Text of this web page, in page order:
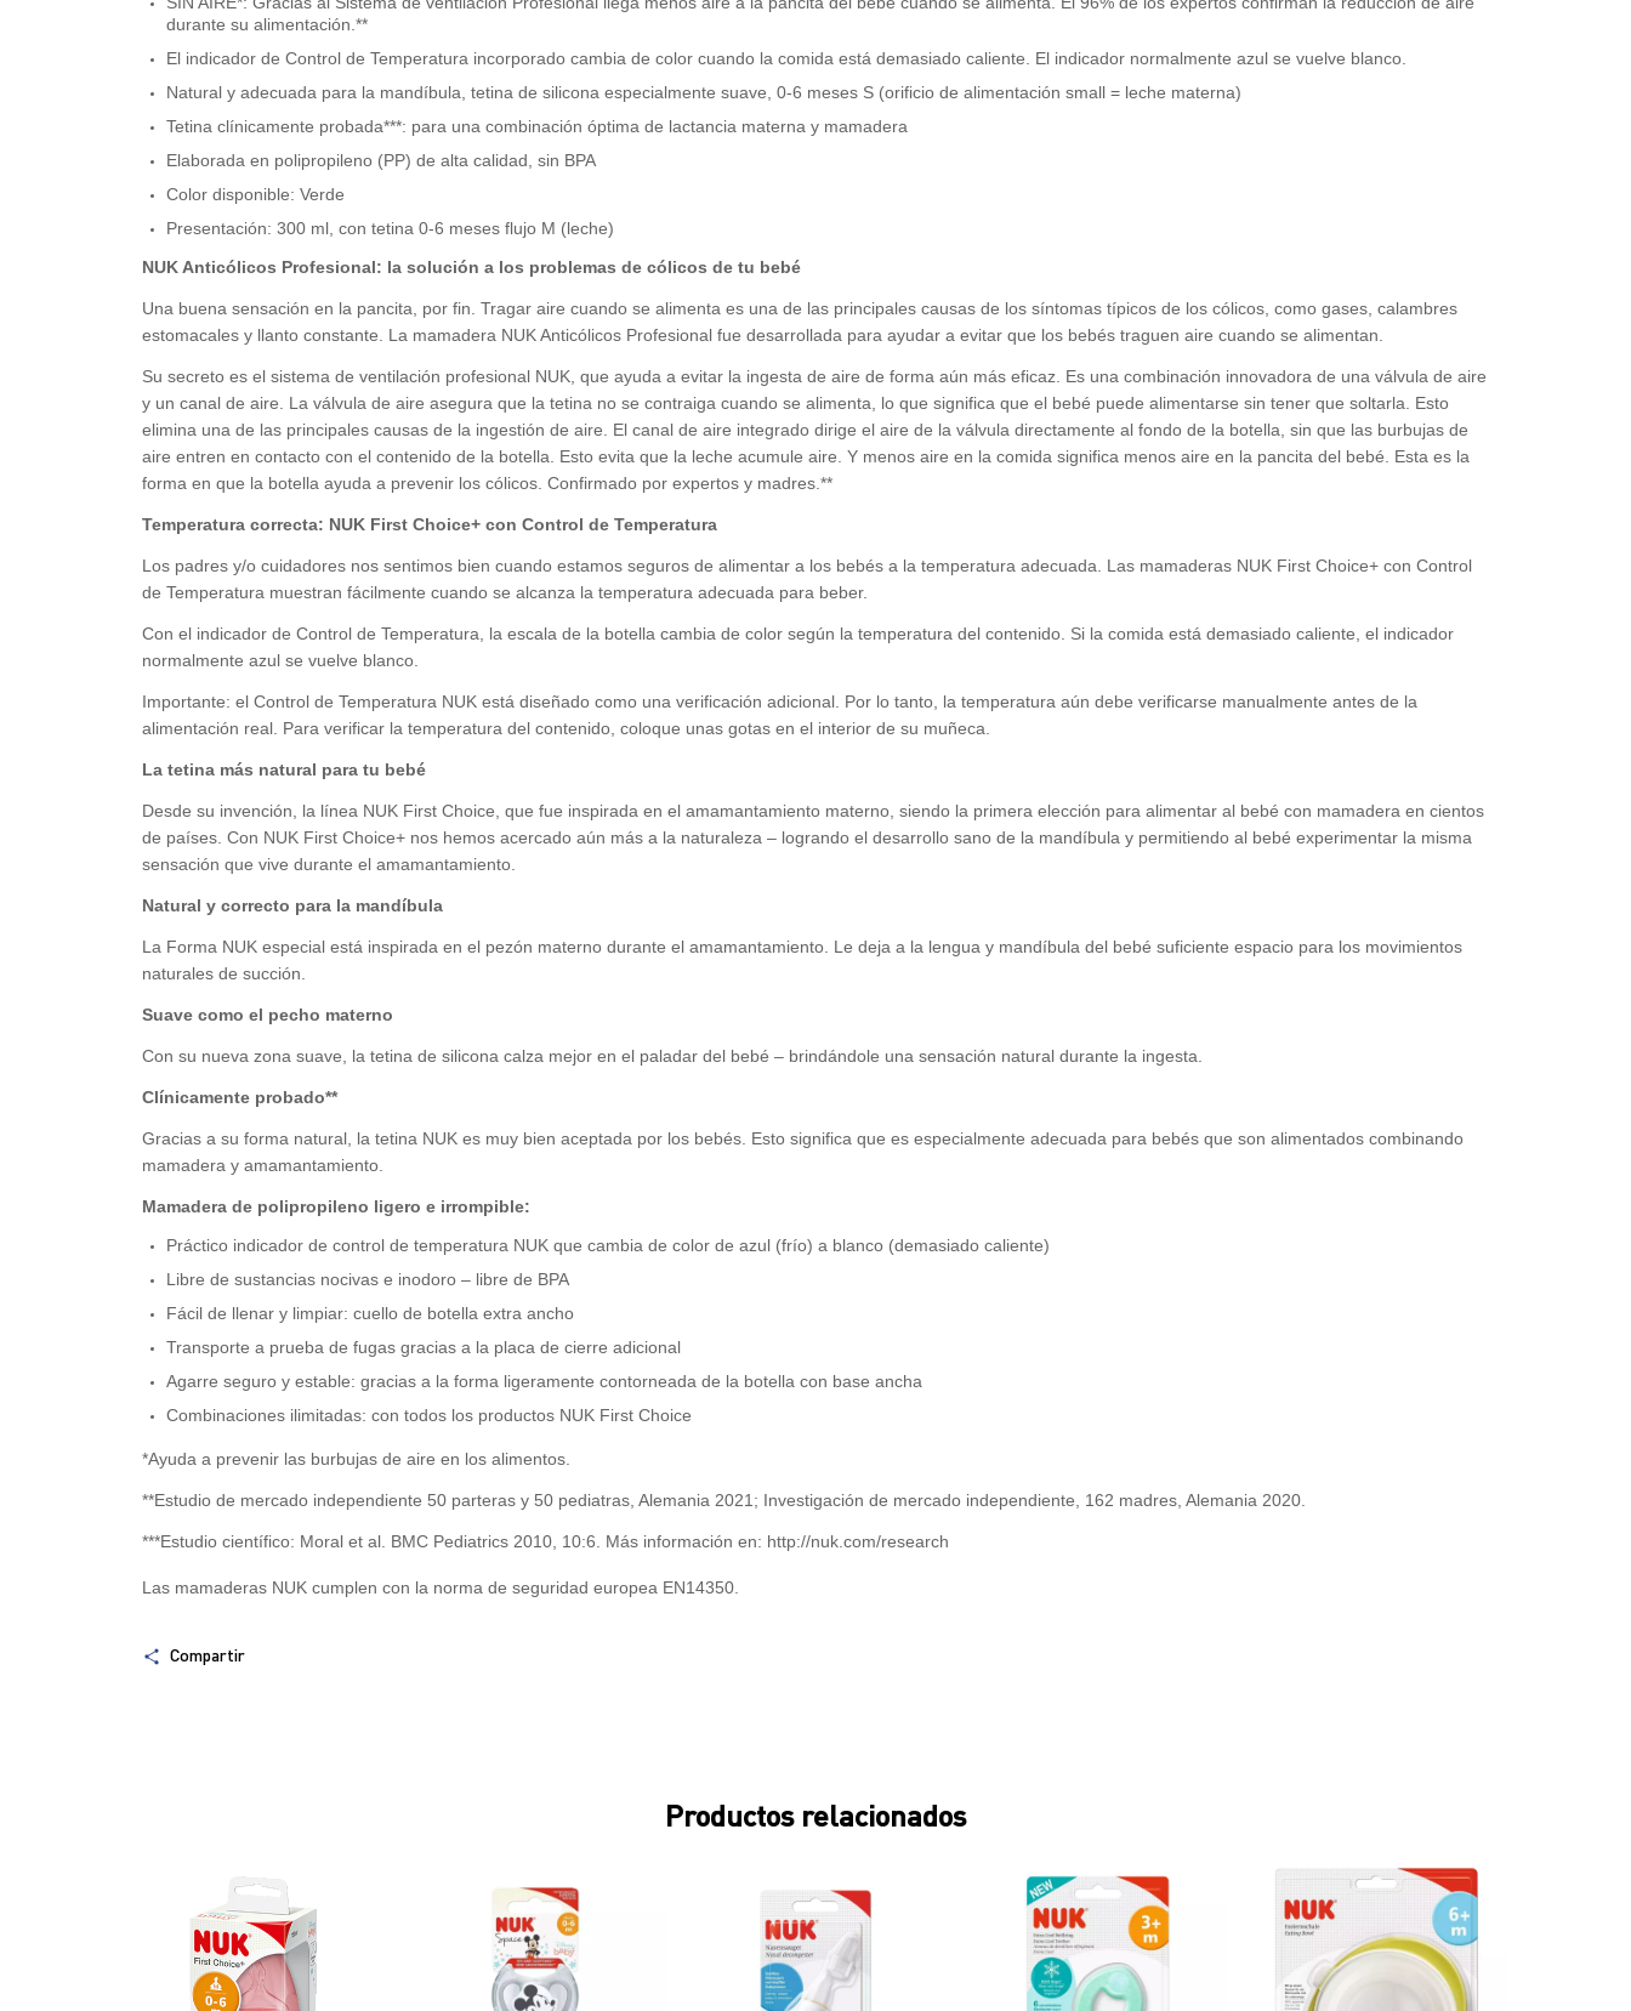
durante su alimentación.**
El indicador de Control de Temperatura incorporado cambia de color cuando la comida está demasiado caliente. El indicador normalmente azul se vuelve blanco.
Natural y adecuada para la mandíbula, tetina de silicona especialmente suave, 0-6 meses S (orificio de alimentación small = leche materna)
Tetina clínicamente probada***: para una combinación óptima de lactancia materna y mamadera
Elaborada en polipropileno (PP) de alta calidad, sin BPA
Color disponible: Verde
Presentación: 300 ml, con tetina 0-6 meses flujo M (leche)
NUK Anticólicos Profesional: la solución a los problemas de cólicos de tu bebé
Una buena sensación en la pancita, por fin. Tragar aire cuando se alimenta es una de las principales causas de los síntomas típicos de los cólicos, como gases, calambres
estomacales y llanto constante. La mamadera NUK Anticólicos Profesional fue desarrollada para ayudar a evitar que los bebés traguen aire cuando se alimentan.
Su secreto es el sistema de ventilación profesional NUK, que ayuda a evitar la ingesta de aire de forma aún más eficaz. Es una combinación innovadora de una válvula de aire
y un canal de aire. La válvula de aire asegura que la tetina no se contraiga cuando se alimenta, lo que significa que el bebé puede alimentarse sin tener que soltarla. Esto
elimina una de las principales causas de la ingestión de aire. El canal de aire integrado dirige el aire de la válvula directamente al fondo de la botella, sin que las burbujas de
aire entren en contacto con el contenido de la botella. Esto evita que la leche acumule aire. Y menos aire en la comida significa menos aire en la pancita del bebé. Esta es la
forma en que la botella ayuda a prevenir los cólicos. Confirmado por expertos y madres.**
Temperatura correcta: NUK First Choice+ con Control de Temperatura
Los padres y/o cuidadores nos sentimos bien cuando estamos seguros de alimentar a los bebés a la temperatura adecuada. Las mamaderas NUK First Choice+ con Control
de Temperatura muestran fácilmente cuando se alcanza la temperatura adecuada para beber.
Con el indicador de Control de Temperatura, la escala de la botella cambia de color según la temperatura del contenido. Si la comida está demasiado caliente, el indicador
normalmente azul se vuelve blanco.
Importante: el Control de Temperatura NUK está diseñado como una verificación adicional. Por lo tanto, la temperatura aún debe verificarse manualmente antes de la
alimentación real. Para verificar la temperatura del contenido, coloque unas gotas en el interior de su muñeca.
La tetina más natural para tu bebé
Desde su invención, la línea NUK First Choice, que fue inspirada en el amamantamiento materno, siendo la primera elección para alimentar al bebé con mamadera en cientos
de países. Con NUK First Choice+ nos hemos acercado aún más a la naturaleza – logrando el desarrollo sano de la mandíbula y permitiendo al bebé experimentar la misma
sensación que vive durante el amamantamiento.
Natural y correcto para la mandíbula
La Forma NUK especial está inspirada en el pezón materno durante el amamantamiento. Le deja a la lengua y mandíbula del bebé suficiente espacio para los movimientos
naturales de succión.
Suave como el pecho materno
Con su nueva zona suave, la tetina de silicona calza mejor en el paladar del bebé – brindándole una sensación natural durante la ingesta.
Clínicamente probado**
Gracias a su forma natural, la tetina NUK es muy bien aceptada por los bebés. Esto significa que es especialmente adecuada para bebés que son alimentados combinando
mamadera y amamantamiento.
Mamadera de polipropileno ligero e irrompible:
Práctico indicador de control de temperatura NUK que cambia de color de azul (frío) a blanco (demasiado caliente)
Libre de sustancias nocivas e inodoro – libre de BPA
Fácil de llenar y limpiar: cuello de botella extra ancho
Transporte a prueba de fugas gracias a la placa de cierre adicional
Agarre seguro y estable: gracias a la forma ligeramente contorneada de la botella con base ancha
Combinaciones ilimitadas: con todos los productos NUK First Choice
*Ayuda a prevenir las burbujas de aire en los alimentos.
**Estudio de mercado independiente 50 parteras y 50 pediatras, Alemania 2021; Investigación de mercado independiente, 162 madres, Alemania 2020.
***Estudio científico: Moral et al. BMC Pediatrics 2010, 10:6. Más información en: http://nuk.com/research
Las mamaderas NUK cumplen con la norma de seguridad europea EN14350.
Compartir
Productos relacionados